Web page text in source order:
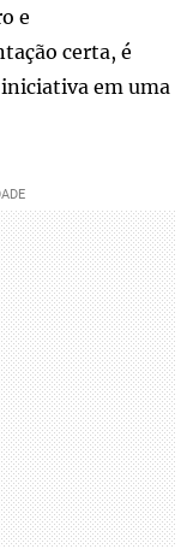
e
certa, é
em uma